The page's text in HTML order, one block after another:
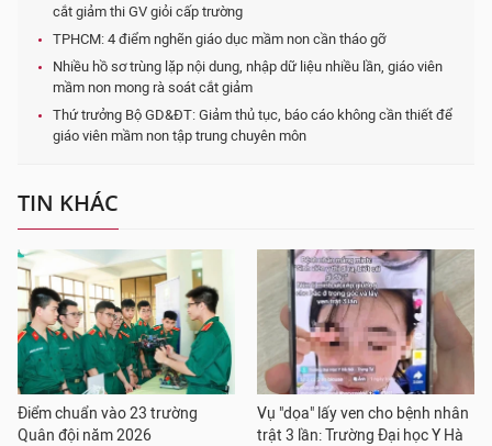
cắt giảm thi GV giỏi cấp trường
TPHCM: 4 điểm nghẽn giáo dục mầm non cần tháo gỡ
Nhiều hồ sơ trùng lặp nội dung, nhập dữ liệu nhiều lần, giáo viên
mầm non mong rà soát cắt giảm
Thứ trưởng Bộ GD&ĐT: Giảm thủ tục, báo cáo không cần thiết để
giáo viên mầm non tập trung chuyên môn
TIN KHÁC
Điểm chuẩn vào 23 trường
Quân đội năm 2026
Vụ "dọa" lấy ven cho bệnh nhân
trật 3 lần: Trường Đại học Y Hà